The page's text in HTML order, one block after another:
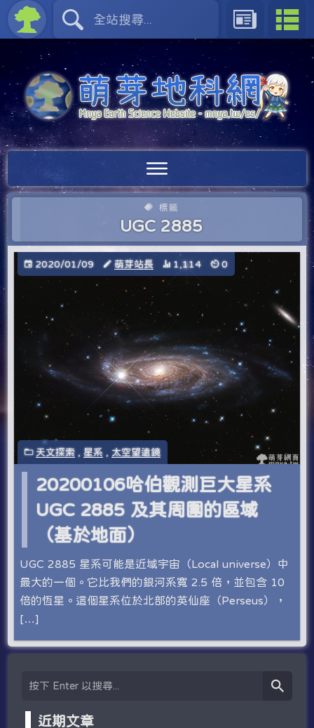
標籤
UGC 2885
2020/01/09 萌芽站長 1,114 0
天文探索 ,星系 太空望遠鏡
20200106哈伯觀測巨大星系
UGC 2885 及其周圍的區域
（基於地面）
UGC 2885 星系可能是近域宇宙（Local universe）中
最大的一個。它比我們的銀河系寬 2.5 倍，並包含 10
倍的恆星。這個星系位於北部的英仙座（Perseus），
[…]
近期文章